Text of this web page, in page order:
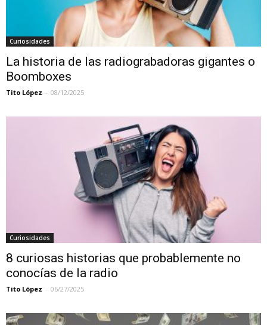
Curiosidades
La historia de las radiograbadoras gigantes o
Boomboxes
Tito López - 08/12/2025
Curiosidades
8 curiosas historias que probablemente no
conocías de la radio
Tito López - 06/27/2025